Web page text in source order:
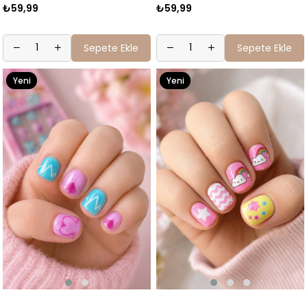
₺59,99
Sepete Ekle
₺59,99
Sepete Ekle
Yeni Yeni